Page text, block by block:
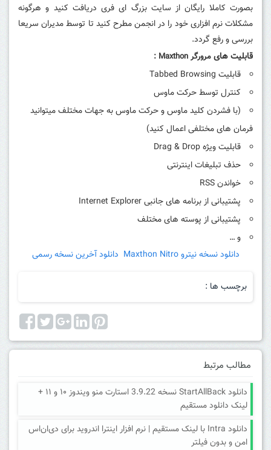
بصورت کاملا رایگان از سایت بزرگ ای فری دریافت کنید و هرگونه
مشکلات نرم افزاری خود را در انجمن مطرح کنید تا توسط مدیران سریعا
بررسی و رفع گردد.
قابلیت های مرورگر Maxthon :
قابلیت Tabbed Browsing
کنترل توسط حرکت ماوس
(با فشردن کلید ماوس و حرکت ماوس به جهات مختلف میتوانید
فرمان های مختلفی اعمال کنید)
قابلیت ویژه Drag & Drop
حذف تبلیغات اینترنتی
خواندن RSS
پشتیبانی از برنامه های جانبی Internet Explorer
پشتیبانی از پوسته های مختلف
و …
دانلود نسخه نیترو Maxthon Nitro
دانلود آخرین نسخه رسمی
برچسب ها :
مطالب مرتبط
دانلود StartAllBack نسخه 3.9.22 استارت منو ویندوز ۱۰ و ۱۱ +
لینک دانلود مستقیم
دانلود Intra با لینک مستقیم | نرم افزار اینترا اندروید برای دی‌ان‌اس
امن و بدون فیلتر